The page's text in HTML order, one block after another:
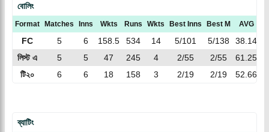
বোলিং
Format Matches Inns Wkts Runs Wkts Best Inns Best M AVG
FC 5 6 158.5 534 14 5/101 5/138 38.14
লিস্ট এ
5 5 47 245 4 2/55 2/55 61.25
টি২০
6 6 18 158 3 2/19 2/19 52.66
ব্যাটিং